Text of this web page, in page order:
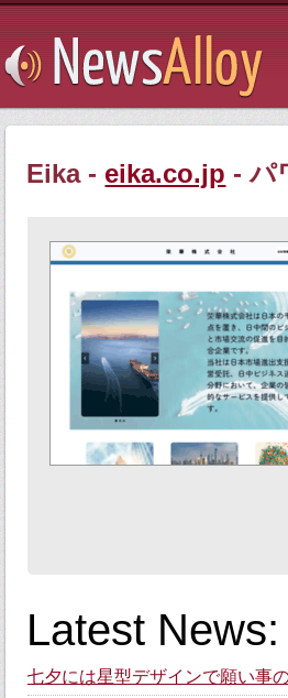
Eika - eika.co.jp - パ
Latest News:
七夕には星型デザインで願い事